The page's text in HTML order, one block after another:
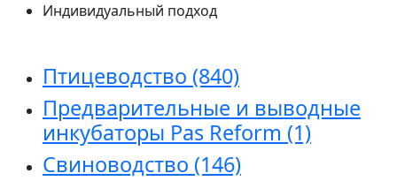
Индивидуальный подход
Птицеводство (840)
Предварительные и выводные
инкубаторы Pas Reform (1)
Свиноводство (146)